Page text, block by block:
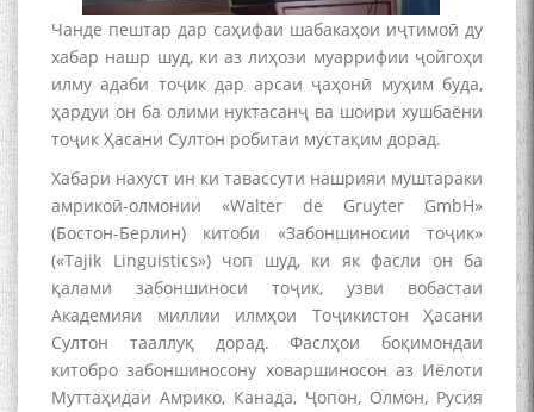
Чанде пештар дар саҳифаи шабакаҳои иҷтимоӣ ду
хабар нашр шуд, ки аз лиҳози муаррифии ҷойгоҳи
илму адаби тоҷик дар арсаи ҷаҳонӣ муҳим буда,
ҳардуи он ба олими нуктасанҷ ва шоири хушбаёни
тоҷик Ҳасани Султон робитаи мустақим дорад.
Хабари нахуст ин ки тавассути нашрияи муштараки
амрикоӣ-олмонии «Walter de Gruyter GmbH»
(Бостон-Берлин) китоби «Забоншиносии тоҷик»
(«Tajik Linguistics») чоп шуд, ки як фасли он ба
қалами забоншиноси тоҷик, узви вобастаи
Академияи миллии илмҳои Тоҷикистон Ҳасани
Султон тааллуқ дорад. Фаслҳои боқимондаи
китобро забоншиносону ховаршиносон аз Иёлоти
Муттаҳидаи Амрико, Канада, Ҷопон, Олмон, Русия